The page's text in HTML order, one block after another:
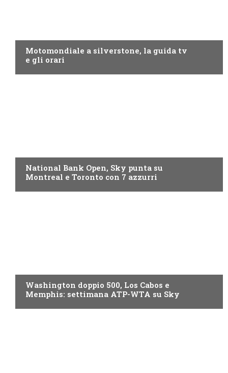
Motomondiale a silverstone, la guida tv
e gli orari
National Bank Open, Sky punta su
Montreal e Toronto con 7 azzurri
Washington doppio 500, Los Cabos e
Memphis: settimana ATP-WTA su Sky